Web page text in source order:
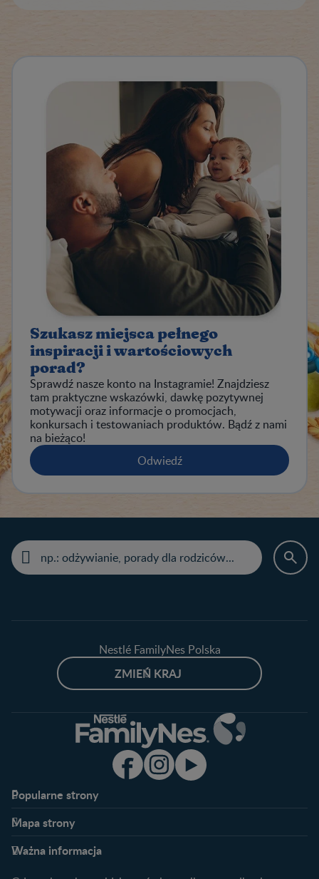
Szukasz miejsca pełnego
inspiracji i wartościowych
porad?
Sprawdź nasze konto na Instagramie! Znajdziesz
tam praktyczne wskazówki, dawkę pozytywnej
motywacji oraz informacje o promocjach,
konkursach i testowaniach produktów. Bądź z nami
na bieżąco!
Odwiedź
Nestlé FamilyNes Polska
ZMIEŃ KRAJ
Popularne strony​
Kontakt
FAQ
Mapa strony​
Plamienie implantacyjne –
1. trymestr ciąży
Ważna informacja